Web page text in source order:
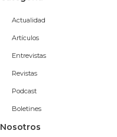
Actualidad
Artículos
Entrevistas
Revistas
Podcast
Boletines
Nosotros